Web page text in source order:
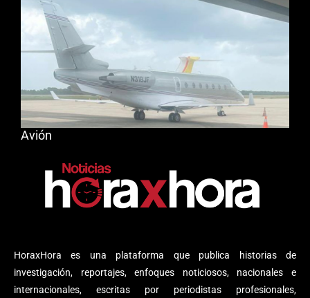
HoraxHora es una plataforma que publica historias de
investigación, reportajes, enfoques noticiosos, nacionales e
internacionales, escritas por periodistas profesionales,
Avión